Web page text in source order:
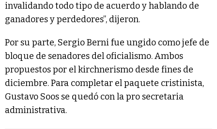
invalidando todo tipo de acuerdo y hablando de
ganadores y perdedores”, dijeron.
Por su parte, Sergio Berni fue ungido como jefe de
bloque de senadores del oficialismo. Ambos
propuestos por el kirchnerismo desde fines de
diciembre. Para completar el paquete cristinista,
Gustavo Soos se quedó con la pro secretaria
administrativa.